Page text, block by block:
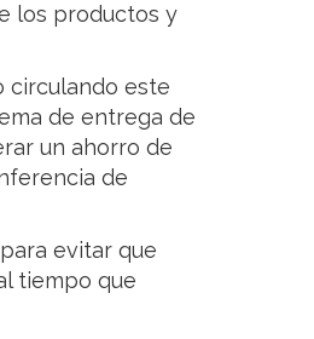
los productos y
circulando este
de entrega de
un ahorro de
de
evitar que
tiempo que